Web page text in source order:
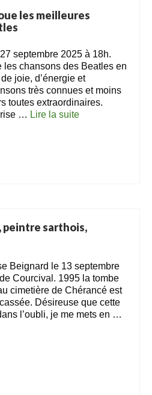
les meilleures
septembre 2025 à 18h.
chansons des Beatles en
joie, d’énergie et
très connues et moins
toutes extraordinaires.
… Lire la suite­­
sarthois,
Beignard le 13 septembre
Courcival. 1995 la tombe
cimetière de Chérancé est
Désireuse que cette
l’oubli, je me mets en …